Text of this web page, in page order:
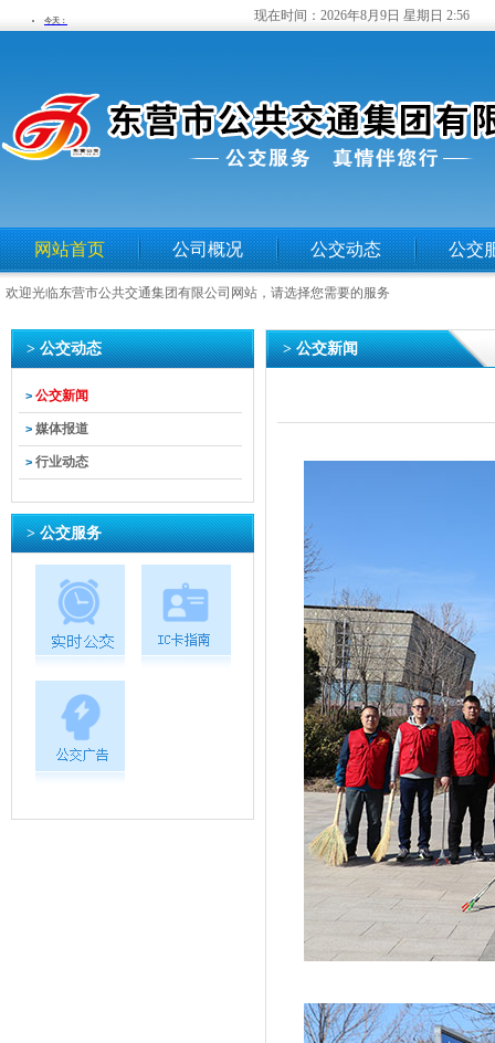
现在时间： 2026年8月9日 星期日 2:56
网站首页 公司概况 公交动态 公交
欢迎光临东营市公共交通集团有限公司网站，请选择您需要的服务
> 公交动态
> 公交新闻
> 媒体报道
> 行业动态
> 公交服务
> 公交新闻